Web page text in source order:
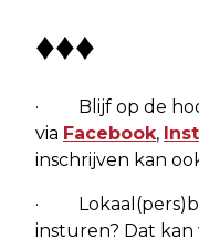
♦♦♦
· Blijf op de
via Facebook,
inschrijven kan
·
insturen? Dat kan